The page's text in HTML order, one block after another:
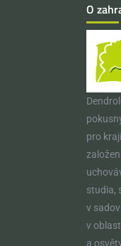
O
pro
studia,
v
v
a